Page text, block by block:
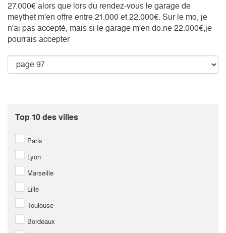
27.000€ alors que lors du rendez-vous le garage de
meythet m'en offre entre 21.000 et 22.000€. Sur le mo, je
n'ai pas accepté, mais si le garage m'en do.ne 22.000€,je
pourrais accepter
Top 10 des villes
Paris
Lyon
Marseille
Lille
Toulouse
Bordeaux